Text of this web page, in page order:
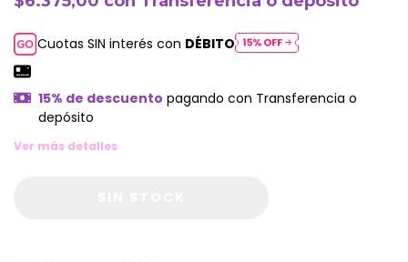
Cuotas SIN interés con DÉBITO
15% de descuento pagando con Transferencia o
depósito
Ver más detalles